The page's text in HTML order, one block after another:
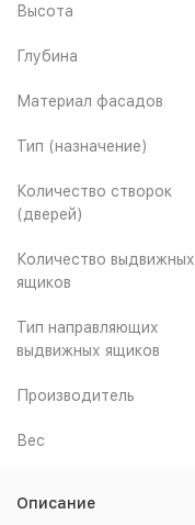
Высота
Глубина
Материал фасадов
Тип (назначение)
Количество створок
(дверей)
Количество выдвижных
ящиков
Тип направляющих
выдвижных ящиков
Производитель
Вес
Описание